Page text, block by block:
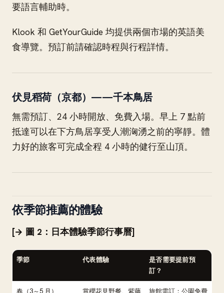
要語言輔助時。
Klook 和 GetYourGuide 均提供兩個市場的英語美
食導覽。預訂前請確認時程與行程詳情。
伏見稻荷（京都）——千本鳥居
無需預訂、24 小時開放、免費入場。早上 7 點前
抵達可以在下方鳥居享受人潮洶湧之前的寧靜。體
力好的旅客可完成全程 4 小時的健行至山頂。
依季節推薦的體驗
[→ 圖 2：日本體驗季節行事曆]
季節 代表體驗
是否需要提前預
訂？
春（3～5 月）
賞櫻花見野餐、紫藤
旅館需訂；公園免費